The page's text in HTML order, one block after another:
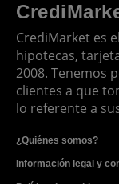
CrediMarket es
hipotecas,
2008. Tenemos
clientes a que
lo referente a
¿Quiénes somos?
Información legal y